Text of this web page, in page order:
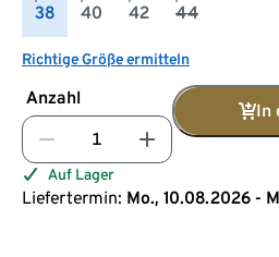
38 40 42 44
Richtige Größe ermitteln
Anzahl
In
Auf Lager
Liefertermin: Mo., 10.08.2026 -